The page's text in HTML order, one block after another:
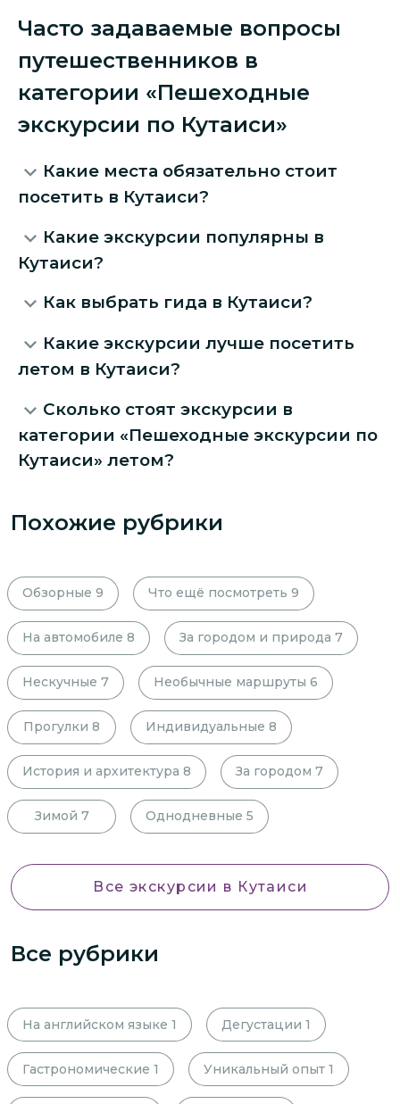
Часто задаваемые вопросы
путешественников в
категории «Пешеходные
экскурсии по Кутаиси»
Какие места обязательно стоит
посетить в Кутаиси?
Какие экскурсии популярны в
Кутаиси?
Как выбрать гида в Кутаиси?
Какие экскурсии лучше посетить
летом в Кутаиси?
Сколько стоят экскурсии в
категории «Пешеходные экскурсии по
Кутаиси» летом?
Похожие рубрики
Обзорные 9 Что ещё посмотреть 9
На автомобиле 8 За городом и природа 7
Нескучные 7 Необычные маршруты 6
Прогулки 8 Индивидуальные 8
История и архитектура 8 За городом 7
Зимой 7 Однодневные 5
Все экскурсии в Кутаиси
Все рубрики
На английском языке 1 Дегустации 1
Гастрономические 1 Уникальный опыт 1